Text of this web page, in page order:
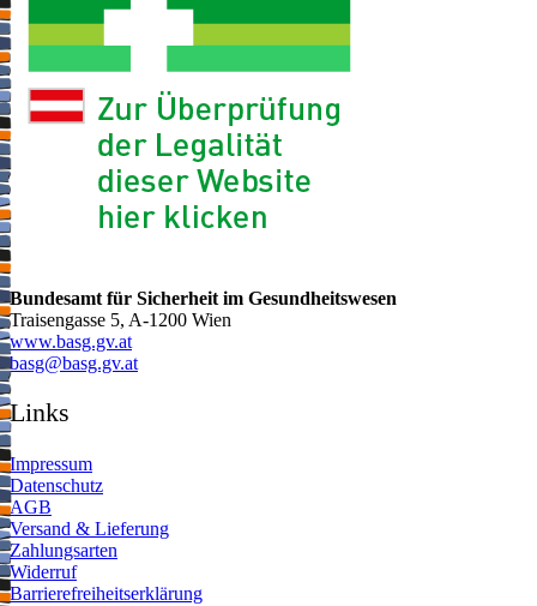
Bundesamt für Sicherheit im Gesundheitswesen
Traisengasse 5, A-1200 Wien
www.basg.gv.at
ta.vg.gsab@gsab
Links
Impressum
Datenschutz
AGB
Versand & Lieferung
Zahlungsarten
Widerruf
Barrierefreiheitserklärung